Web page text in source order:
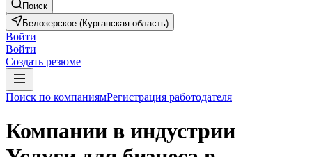
Поиск
Белозерское (Курганская область)
Войти
Войти
Создать резюме
Поиск по компаниямРегистрация работодателя
Компании в индустрии